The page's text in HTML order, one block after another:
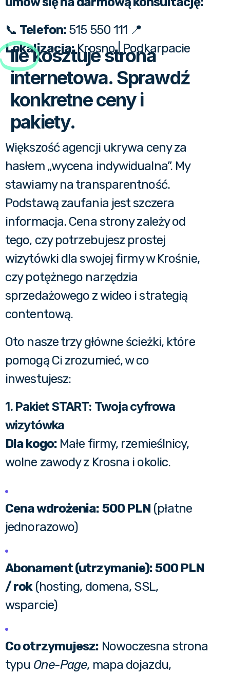
📞 Telefon: 515 550 111 📍
Lokalizacja:Krosno | Podkarpacie
Ilekosztuje strona
internetowa. Sprawdź
konkretne ceny i
pakiety.
Większość agencji ukrywa ceny za
hasłem „wycena indywidualna”. My
stawiamy na transparentność.
Podstawą zaufania jest szczera
informacja. Cena strony zależy od
tego, czy potrzebujesz prostej
wizytówki dla swojej firmy w Krośnie,
czy potężnego narzędzia
sprzedażowego z wideo i strategią
contentową.
Oto nasze trzy główne ścieżki, które
pomogą Ci zrozumieć, w co
inwestujesz:
1. Pakiet START: Twoja cyfrowa
wizytówka
Dla kogo:Małe firmy, rzemieślnicy,
wolne zawody z Krosna i okolic.
Cena wdrożenia: 500 PLN (płatne
jednorazowo)
Abonament (utrzymanie):500 PLN
/ rok(hosting, domena, SSL,
wsparcie)
Co otrzymujesz: Nowoczesna strona
typu One-Page, mapa dojazdu,